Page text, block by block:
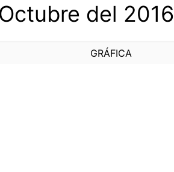
del 2016
GRÁFICA